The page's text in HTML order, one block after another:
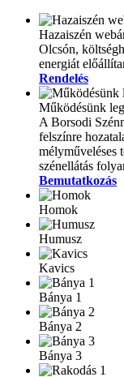
Hazaiszén
Olcsón,
energiát
Rendelés
Működésünk
A Borsodi
felszínre
mélyműveléses
szénellátás
Bemutatkozás
Homok
Humusz
Kavics
Bánya 1
Bánya 2
Bánya 3